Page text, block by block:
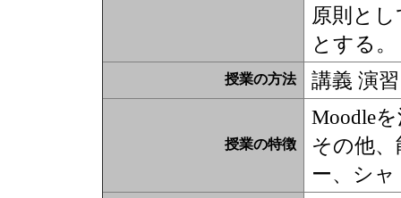
原則と
とする。
授業の方法 講義 演習
授業の特徴
Moodle
その他
ー、シ